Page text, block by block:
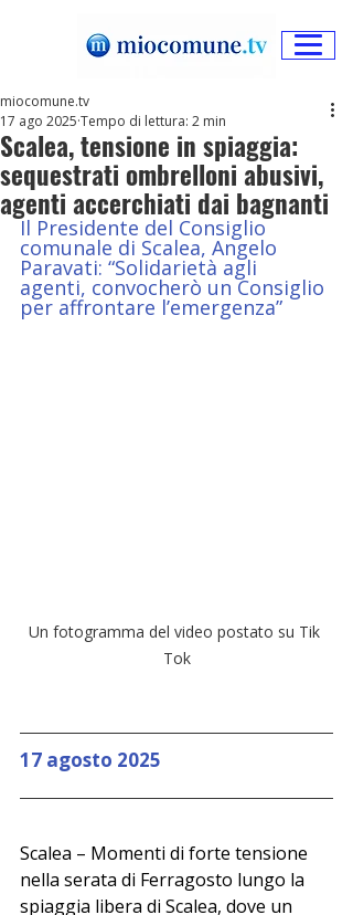
Scalea, tensione in spiaggia:
sequestrati ombrelloni abusivi,
agenti accerchiati dai bagnanti
miocomune.tv
17 ago 2025 Tempo di lettura: 2 min
Il Presidente del Consiglio
comunale di Scalea, Angelo
Paravati: “Solidarietà agli
agenti, convocherò un Consiglio
per affrontare l’emergenza”
Un fotogramma del video postato su Tik
Tok
17 agosto 2025
Scalea – Momenti di forte tensione
nella serata di Ferragosto lungo la
spiaggia libera di Scalea, dove un